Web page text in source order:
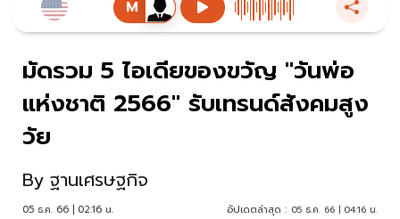
มัดรวม 5 ไอเดียของขวัญ "วันพ่อ
แห่งชาติ 2566" รับเทรนด์สังคมสูง
วัย
By ฐานเศรษฐกิจ
05 ธ.ค. 66 | 02:16 น. อัปเดตล่าสุด : 05 ธ.ค. 66 | 04:16 น.